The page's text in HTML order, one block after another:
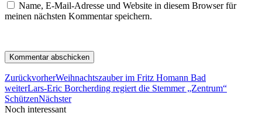
Name, E-Mail-Adresse und Website in diesem Browser für
meinen nächsten Kommentar speichern.
ZurückvorherWeihnachtszauber im Fritz Homann Bad
weiterLars-Eric Borcherding regiert die Stemmer „Zentrum“
SchützenNächster
Noch interessant